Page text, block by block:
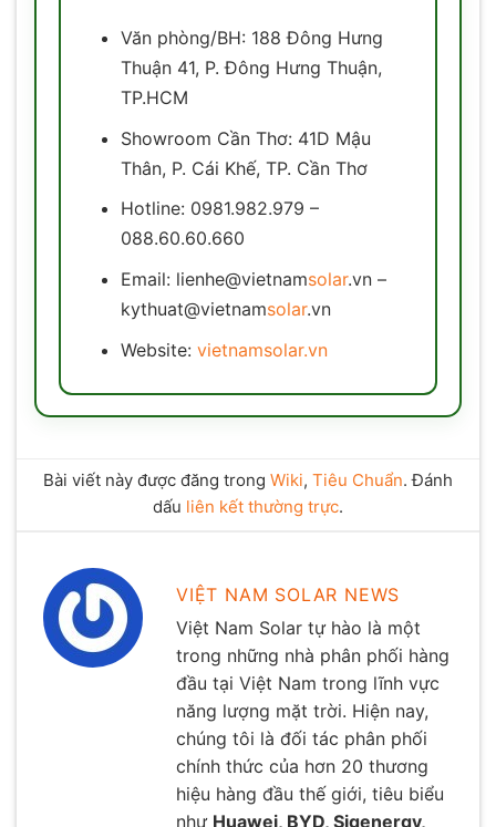
Văn phòng/BH: 188 Đông Hưng
Thuận 41, P. Đông Hưng Thuận,
TP.HCM
Showroom Cần Thơ: 41D Mậu
Thân, P. Cái Khế, TP. Cần Thơ
Hotline: 0981.982.979 –
088.60.60.660
Email: lienhe@vietnamsolar.vn –
kythuat@vietnamsolar.vn
Website:vietnamsolar.vn
Bài viết này được đăng trong Wiki, Tiêu Chuẩn. Đánh
dấu liên kết thường trực.
VIỆT NAM SOLAR NEWS
Việt Nam Solar tự hào là một
trong những nhà phân phối hàng
đầu tại Việt Nam trong lĩnh vực
năng lượng mặt trời. Hiện nay,
chúng tôi là đối tác phân phối
chính thức của hơn 20 thương
hiệu hàng đầu thế giới, tiêu biểu
như Huawei, BYD, Sigenergy,